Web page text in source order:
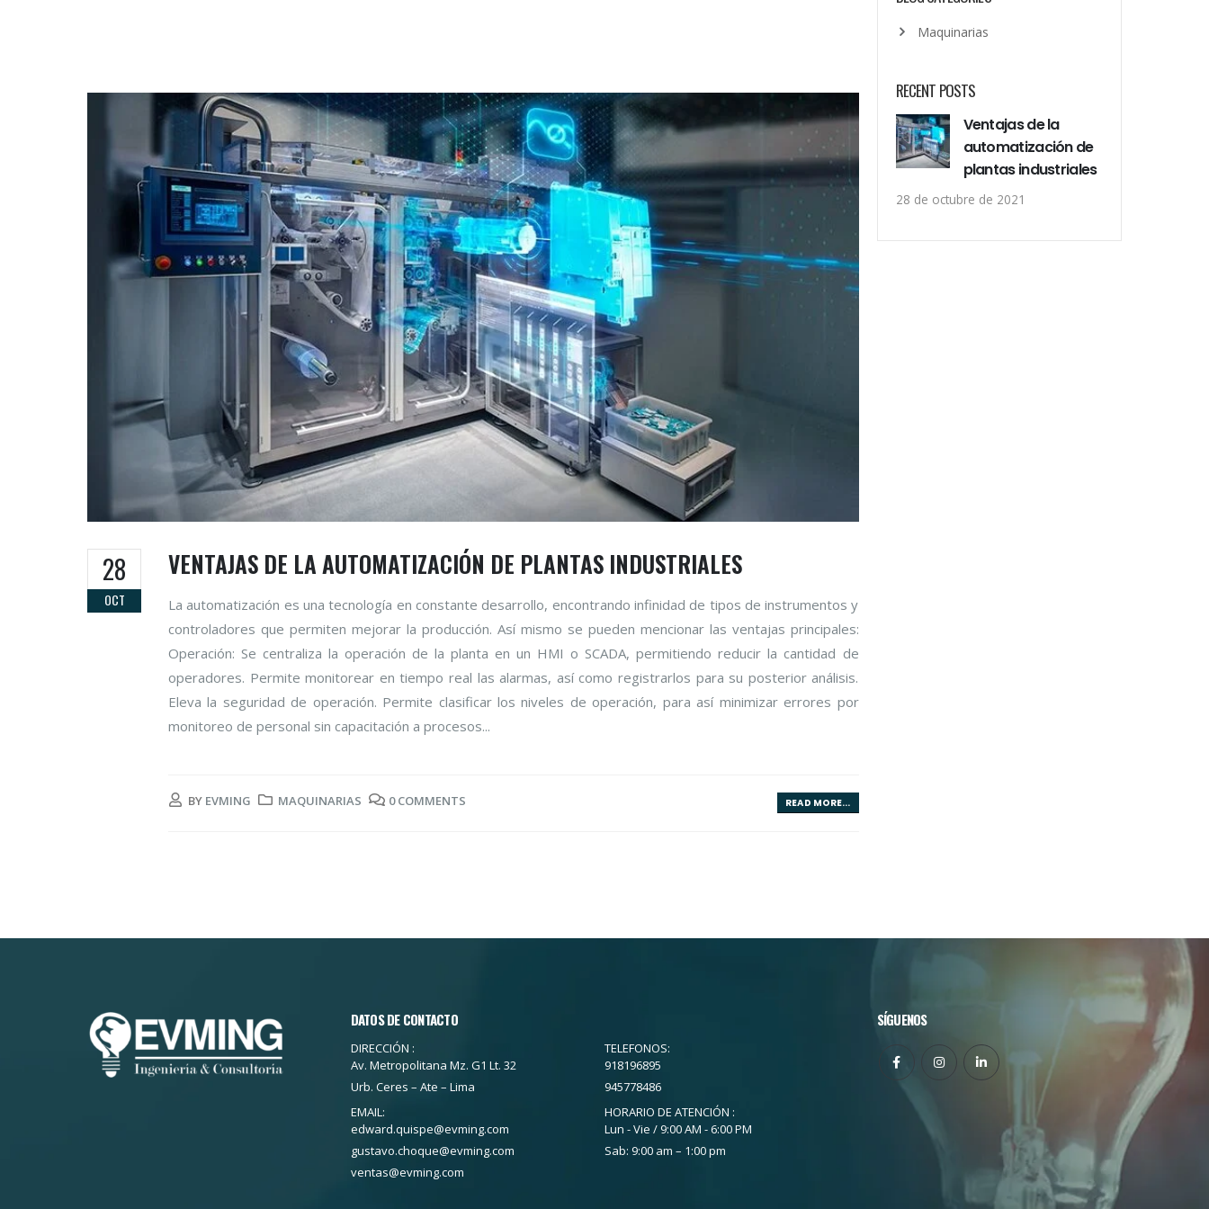
28
OCT
VENTAJAS DE LA AUTOMATIZACIÓN DE PLANTAS INDUSTRIALES
La automatización es una tecnología en constante desarrollo, encontrando infinidad de tipos de instrumentos y
controladores que permiten mejorar la producción. Así mismo se pueden mencionar las ventajas principales:
Operación: Se centraliza la operación de la planta en un HMI o SCADA, permitiendo reducir la cantidad de
operadores. Permite monitorear en tiempo real las alarmas, así como registrarlos para su posterior análisis.
Eleva la seguridad de operación. Permite clasificar los niveles de operación, para así minimizar errores por
monitoreo de personal sin capacitación a procesos...
BY EVMING MAQUINARIAS 0 COMMENTS READ MORE...
Maquinarias
RECENT POSTS
Ventajas de la
automatización de
plantas industriales
28 de octubre de 2021
DATOS DE CONTACTO
DIRECCIÓN :
Av. Metropolitana Mz. G1 Lt. 32
Urb. Ceres – Ate – Lima
TELEFONOS:
918196895
945778486
EMAIL:
edward.quispe@evming.com
gustavo.choque@evming.com
ventas@evming.com
HORARIO DE ATENCIÓN :
Lun - Vie / 9:00 AM - 6:00 PM
Sab: 9:00 am – 1:00 pm
SÍGUENOS